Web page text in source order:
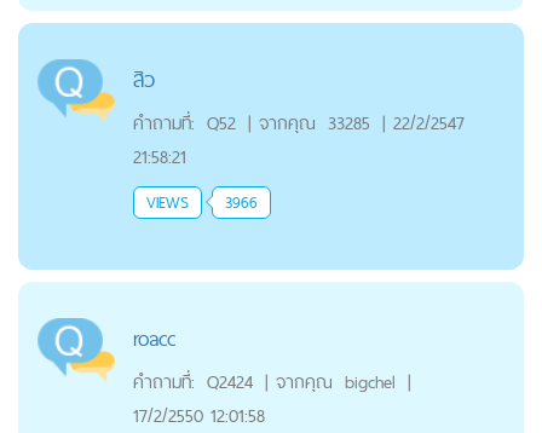
สิว
คำถามที่: Q52 | จากคุณ 33285 | 22/2/2547
21:58:21
VIEWS 3966
roacc
คำถามที่: Q2424 | จากคุณ bigchel |
17/2/2550 12:01:58